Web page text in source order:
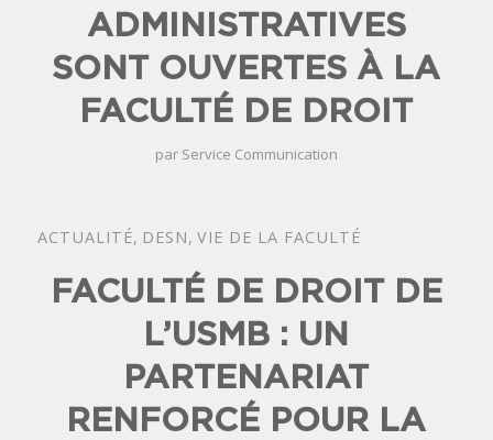
ADMINISTRATIVES
SONT OUVERTES À LA
FACULTÉ DE DROIT
par Service Communication
ACTUALITÉ, DESN, VIE DE LA FACULTÉ
FACULTÉ DE DROIT DE
L’USMB : UN
PARTENARIAT
RENFORCÉ POUR LA